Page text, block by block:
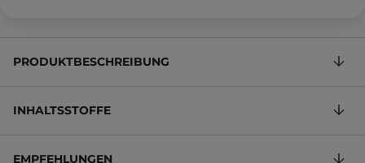
PRODUKTBESCHREIBUNG
INHALTSSTOFFE
EMPFEHLUNGEN